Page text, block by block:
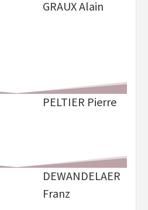
GRAUX Alain
PELTIER Pierre
DEWANDELAER
Franz